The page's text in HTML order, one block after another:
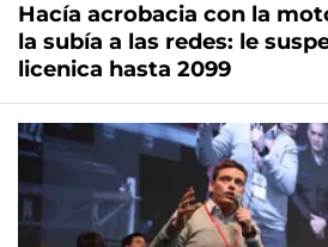
Hacía acrobacia con la
la subía a las redes: le
licenica hasta 2099